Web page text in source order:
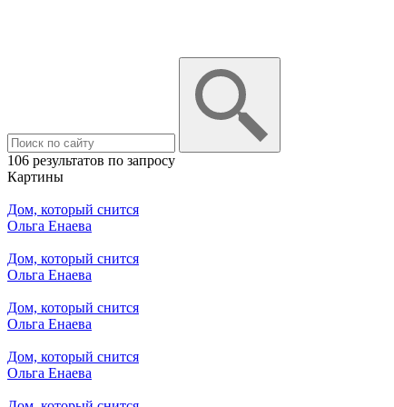
106 результатов по запросу
Картины
Дом, который снится
Ольга Енаева
Дом, который снится
Ольга Енаева
Дом, который снится
Ольга Енаева
Дом, который снится
Ольга Енаева